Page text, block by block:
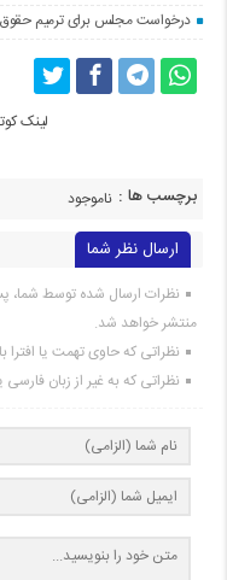
درخواست مجلس برای ترمیم حقوق
لینک
برچسب ها : ناموجود
ارسال نظر شما
نظرات ارسال شده توسط شما،
منتشر خواهد شد.
نظراتی که حاوی تهمت یا
نظراتی که به غیر از زبان